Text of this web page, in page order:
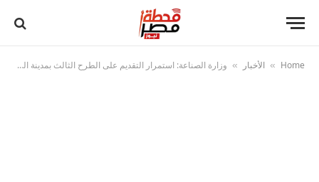
Home
» الأخبار » وزارة الصناعة: استمرار التقديم على الطرح الثالث بمدينة الجلود بالروبيكي حتى 25 مايو